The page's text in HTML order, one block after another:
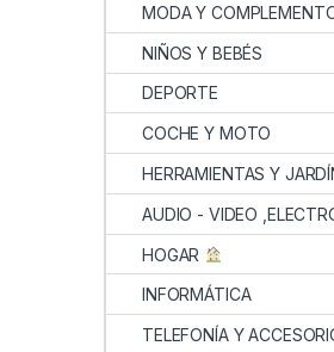
MODA Y
NIÑOS Y BEBÉS
DEPORTE
COCHE Y MOTO
HERRAMIENTAS Y
AUDIO - VIDEO
HOGAR
INFORMÁTICA
TELEFONÍA Y